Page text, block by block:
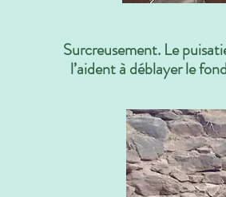
Surcreusement. Le
l’aident à déblayer le